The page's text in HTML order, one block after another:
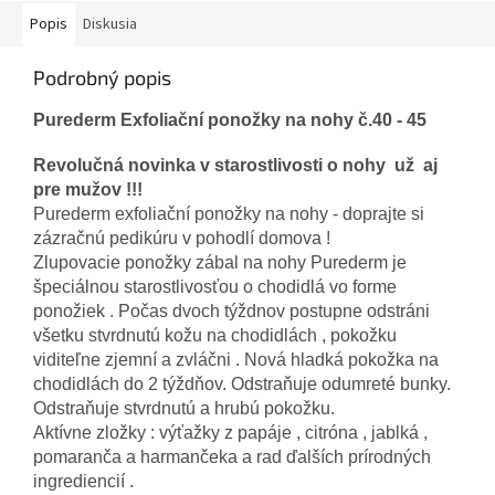
Popis Diskusia
Podrobný popis
Purederm Exfoliační ponožky na nohy č.40 - 45
Revolučná novinka v starostlivosti o nohy už aj
pre mužov !!!
Purederm exfoliační ponožky na nohy - doprajte si
zázračnú pedikúru v pohodlí domova !
Zlupovacie ponožky zábal na nohy Purederm je
špeciálnou starostlivosťou o chodidlá vo forme
ponožiek . Počas dvoch týždnov postupne odstráni
všetku stvrdnutú kožu na chodidlách , pokožku
viditeľne zjemní a zvláčni . Nová hladká pokožka na
chodidlách do 2 týždňov. Odstraňuje odumreté bunky.
Odstraňuje stvrdnutú a hrubú pokožku.
Aktívne zložky : výťažky z papáje , citróna , jablká ,
pomaranča a harmančeka a rad ďalších prírodných
ingrediencií .